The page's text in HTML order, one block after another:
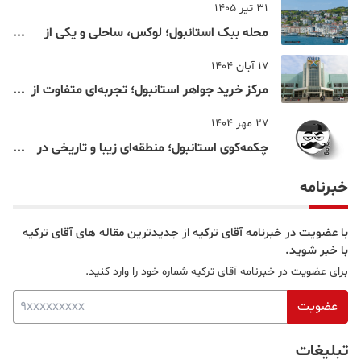
31 تیر 1405
محله ببک استانبول؛ لوکس، ساحلی و یکی از
17 آبان 1404
مرکز خرید جواهر استانبول؛ تجربه‌ای متفاوت از
27 مهر 1404
چکمه‌کوی استانبول؛ منطقه‌ای زیبا و تاریخی در
خبرنامه
با عضویت در خبرنامه آقای ترکیه از جدیدترین مقاله های آقای ترکیه
با خبر شوید.
برای عضویت در خبرنامه آقای ترکیه شماره خود را وارد کنید.
عضویت
تبلیغات